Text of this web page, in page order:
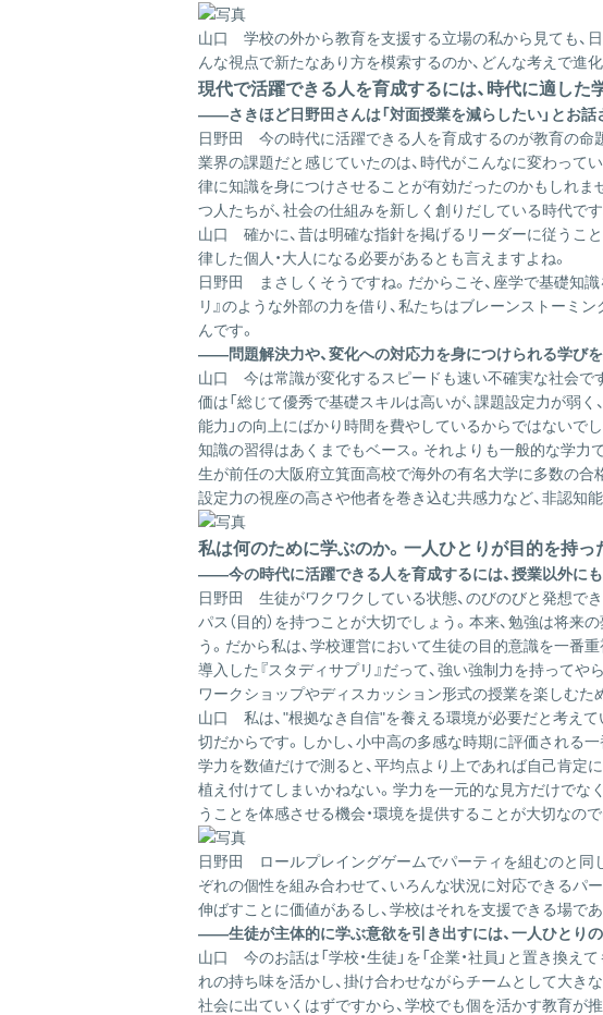
山口 学校の外から教育を支援する立場の私から見ても、
んな視点で新たなあり方を模索するのか、どんな考えで進
現代で活躍できる人を育成するには、時代に適した
――さきほど日野田さんは「対面授業を減らしたい」とお話
日野田 今の時代に活躍できる人を育成するのが教育の命
業界の課題だと感じていたのは、時代がこんなに変わって
律に知識を身につけさせることが有効だったのかもしれま
つ人たちが、社会の仕組みを新しく創りだしている時代です
山口 確かに、昔は明確な指針を掲げるリーダーに従うこ
律した個人・大人になる必要があるとも言えますよね。
日野田
まさしくそうですね。だからこそ、座学で基礎知
リ』のような外部の力を借り、私たちはブレーンストーミ
んです。
――問題解決力や、変化への対応力を身につけられる学びを
山口 今は常識が変化するスピードも速い不確実な社会で
価は「総じて優秀で基礎スキルは高いが、課題設定力が弱
能力」の向上にばかり時間を費やしているからではないでし
知識の習得はあくまでもベース。それよりも一般的な学力
生が前任の大阪府立箕面高校で海外の有名大学に多数の合
設定力の視座の高さや他者を巻き込む共感力など、非認知
私は何のために学ぶのか。一人ひとりが目的を持っ
――今の時代に活躍できる人を育成するには、授業以外に
日野田 生徒がワクワクしている状態、のびのびと発想で
パス（目的）を持つことが大切でしょう。本来、勉強は将
う。だから私は、学校運営において生徒の目的意識を一番
導入した『スタディサプリ』だって、強い強制力を持って
ワークショップやディスカッション形式の授業を楽しむた
山口 私は、"根拠なき自信"を養える環境が必要だと考え
切だからです。しかし、小中高の多感な時期に評価される一
学力を数値だけで測ると、平均点より上であれば自己肯定
植え付けてしまいかねない。学力を一元的な見方だけでな
うことを体感させる機会・環境を提供することが大切なので
日野田
ロールプレイングゲームでパーティを組むのと同
ぞれの個性を組み合わせて、いろんな状況に対応できるパ
伸ばすことに価値があるし、学校はそれを支援できる場で
――生徒が主体的に学ぶ意欲を引き出すには、一人ひとり
山口 今のお話は「学校・生徒」を「企業・社員」と置き換
れの持ち味を活かし、掛け合わせながらチームとして大
社会に出ていくはずですから、学校でも個を活かす教育が